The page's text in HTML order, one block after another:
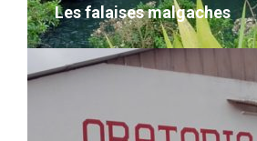
Les falaises malgaches